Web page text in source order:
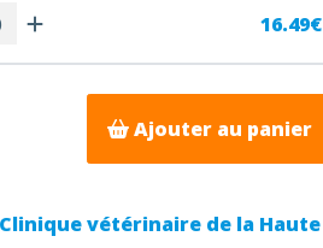
16.49€
Ajouter au panier
vétérinaire de la Haute